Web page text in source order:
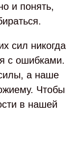
и понять,
сил никогда
с ошибками.
а наше
Чтобы
в нашей